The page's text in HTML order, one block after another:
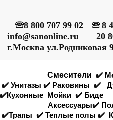
🕾8 800 707 99 02 🕾 8
20
info@sanonline.ru
г.Москва ул.Родниковая
Смесители ✔️
✔️ Унитазы ✔️ Раковины ✔️
✔️Кухонные Мойки ✔️ Биде
Аксессуары✔️
✔️Трапы ✔️ Теплые полы ✔️